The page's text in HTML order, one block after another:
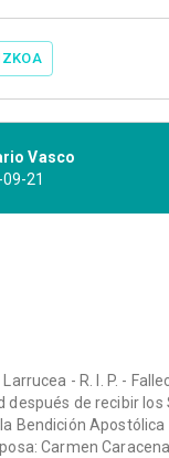
Vasco
21
- R. I. P. -
después de recibir los
Bendición Apostólica
Carmen